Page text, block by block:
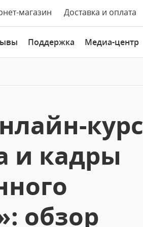
магазин Доставка и оплата
Поддержка Медиа-центр
курс
и кадры
обзор